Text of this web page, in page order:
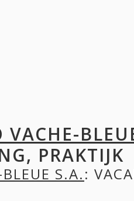
VACHE-
PRAKTIJK
S.A.: